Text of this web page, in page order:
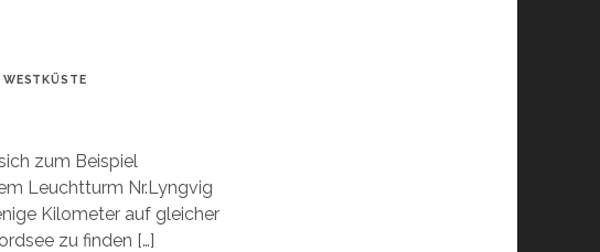
zum Beispiel
Leuchtturm Nr.Lyngvig
Kilometer auf gleicher
zu finden […]